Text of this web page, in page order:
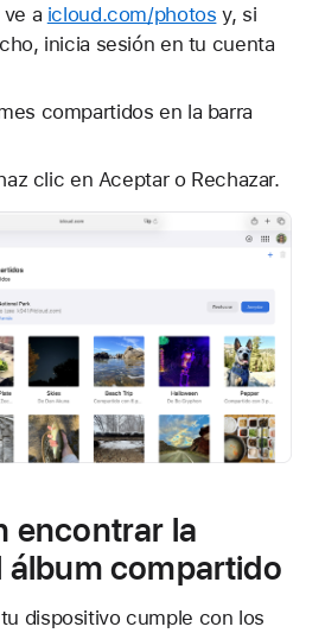
ve a icloud.com/photos y, si
inicia sesión en tu cuenta
compartidos en la barra
clic en Aceptar o Rechazar.
encontrar la
álbum compartido
dispositivo cumple con los